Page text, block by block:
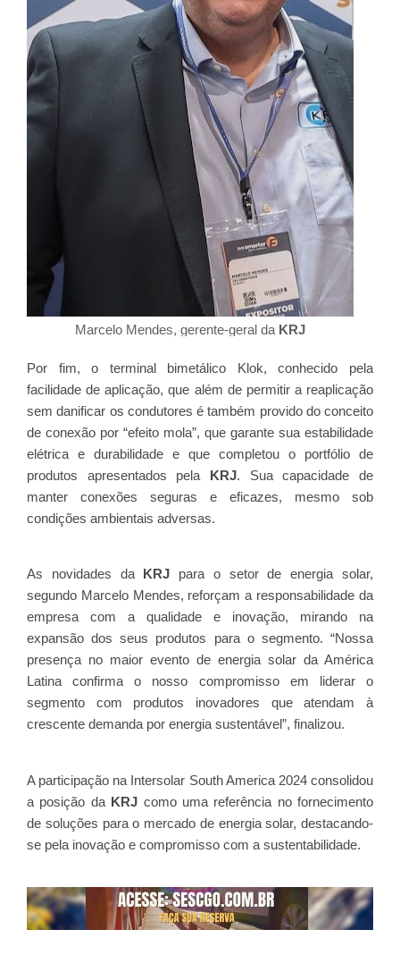
Marcelo Mendes, gerente-geral da KRJ
Por fim, o terminal bimetálico Klok, conhecido pela
facilidade de aplicação, que além de permitir a reaplicação
sem danificar os condutores é também provido do conceito
de conexão por “efeito mola”, que garante sua estabilidade
elétrica e durabilidade e que completou o portfólio de
produtos apresentados pela
KRJ. Sua capacidade de
manter conexões seguras e eficazes, mesmo sob
condições ambientais adversas.
As novidades da KRJ para o setor de energia solar,
segundo Marcelo Mendes, reforçam a responsabilidade da
empresa com a qualidade e inovação, mirando na
expansão dos seus produtos para o segmento. “Nossa
presença no maior evento de energia solar da América
Latina confirma o nosso compromisso em liderar o
segmento com produtos inovadores que atendam à
crescente demanda por energia sustentável”, finalizou.
A participação na Intersolar South America 2024 consolidou
a posição da KRJ como uma referência no fornecimento
de soluções para o mercado de energia solar, destacando-
se pela inovação e compromisso com a sustentabilidade.